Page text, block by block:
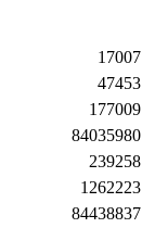
17007
47453
177009
84035980
239258
1262223
84438837